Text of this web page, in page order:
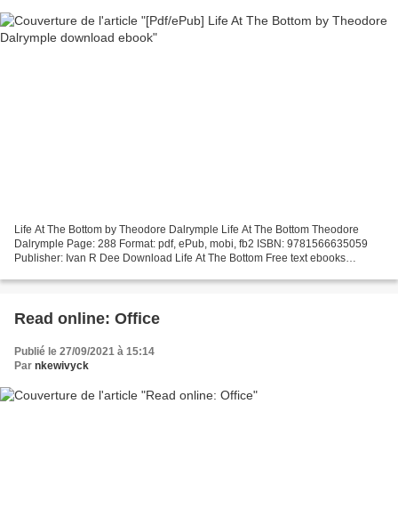
Life At The Bottom by Theodore Dalrymple Life At The Bottom Theodore
Dalrymple Page: 288 Format: pdf, ePub, mobi, fb2 ISBN: 9781566635059
Publisher: Ivan R Dee Download Life At The Bottom Free text ebooks
Read online: Office
Publié le 27/09/2021 à 15:14
Par nkewivyck